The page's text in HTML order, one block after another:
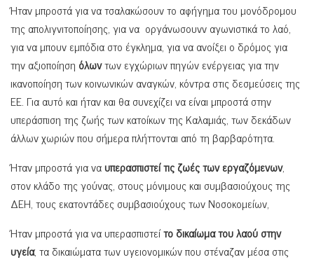
Ήταν μπροστά για να τσαλακώσουν το αφήγημα του μονόδρομου
της απολιγνιτοποίησης, για να οργάνωσουνν αγωνιστικά το λαό,
για να μπουν εμπόδια στο έγκλημα, για να ανοίξει ο δρόμος για
την αξιοποίηση όλωντων εγχώριων πηγών ενέργειας για την
ικανοποίηση των κοινωνικών αναγκών, κόντρα στις δεσμεύσεις της
ΕΕ. Για αυτό και ήταν και θα συνεχίζει να είναι μπροστά στην
υπεράσπιση της ζωής των κατοίκων της Καλαμιάς, των δεκάδων
άλλων χωριών που σήμερα πλήττονται από τη βαρβαρότητα.
Ήταν μπροστά για ναυπερασπιστεί τις ζωές των εργαζόμενων,
στον κλάδο της γούνας, στους μόνιμους και συμβασιούχους της
ΔΕΗ, τους εκατοντάδες συμβασιούχους των Νοσοκομείων,
Ήταν μπροστά για να υπερασπιστείτο δικαίωμα του λαού στην
υγεία, τα δικαιώματα των υγειονομικών που στέναζαν μέσα στις